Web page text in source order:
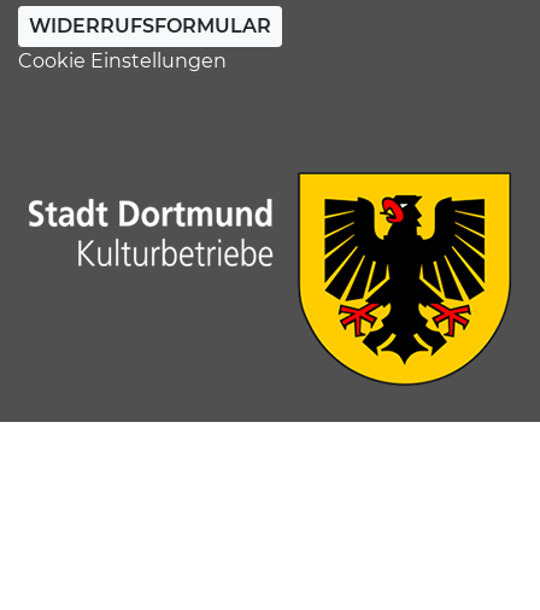
WIDERRUFSFORMULAR
Cookie Einstellungen